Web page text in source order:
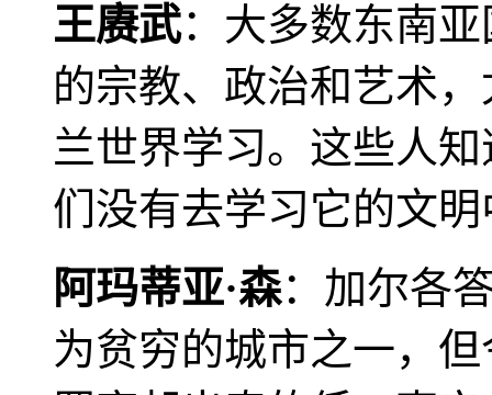
王赓武：大多数东南
的宗教、政治和艺术
兰世界学习。这些人
们没有去学习它的文
阿玛蒂亚·森：加尔各
为贫穷的城市之一，